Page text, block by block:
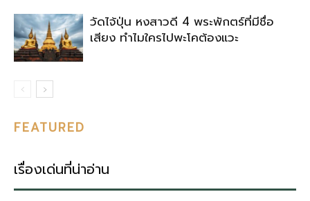
วัดไจ้ปุ่น หงสาวดี 4 พระพักตร์ที่มีชื่อ
เสียง ทำไมใครไปพะโคต้องแวะ
FEATURED
เรื่องเด่นที่น่าอ่าน